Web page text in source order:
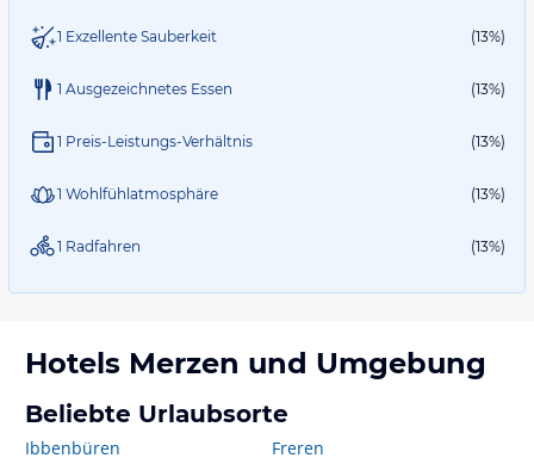
1 Exzellente Sauberkeit (13%)
1 Ausgezeichnetes Essen (13%)
1 Preis-Leistungs-Verhältnis (13%)
1 Wohlfühlatmosphäre (13%)
1 Radfahren (13%)
Hotels Merzen und Umgebung
Beliebte Urlaubsorte
Ibbenbüren
Freren